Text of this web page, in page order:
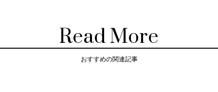
Read More
おすすめの関連記事